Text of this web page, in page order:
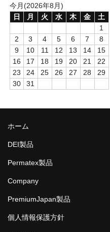
今月(2026年8月)
日
月 火 水 木 金
土
1
2
3 4 5 6 7
8
9
10 11 12 13 14
15
16
17 18 19 20 21
22
23
24 25 26 27 28
29
30
31
ホーム
DEI製品
Permatex製品
Company
PremiumJapan製品
個人情報保護方針